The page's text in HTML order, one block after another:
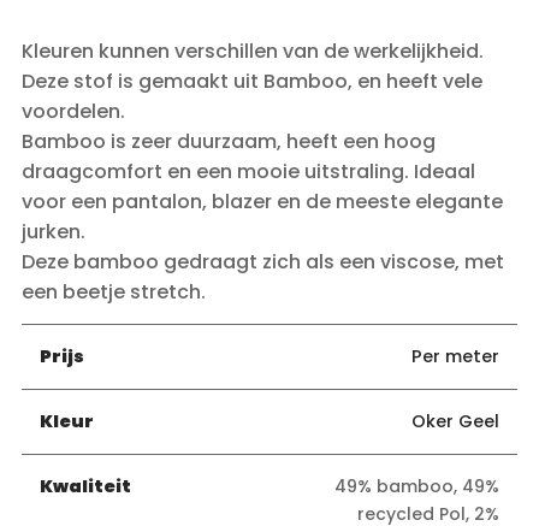
Kleuren kunnen verschillen van de werkelijkheid.
Deze stof is gemaakt uit Bamboo, en heeft vele
voordelen.
Bamboo is zeer duurzaam, heeft een hoog
draagcomfort en een mooie uitstraling. Ideaal
voor een pantalon, blazer en de meeste elegante
jurken.
Deze bamboo gedraagt zich als een viscose, met
een beetje stretch.
Prijs Per meter
Kleur Oker Geel
Kwaliteit
49% bamboo, 49%
recycled Pol, 2%